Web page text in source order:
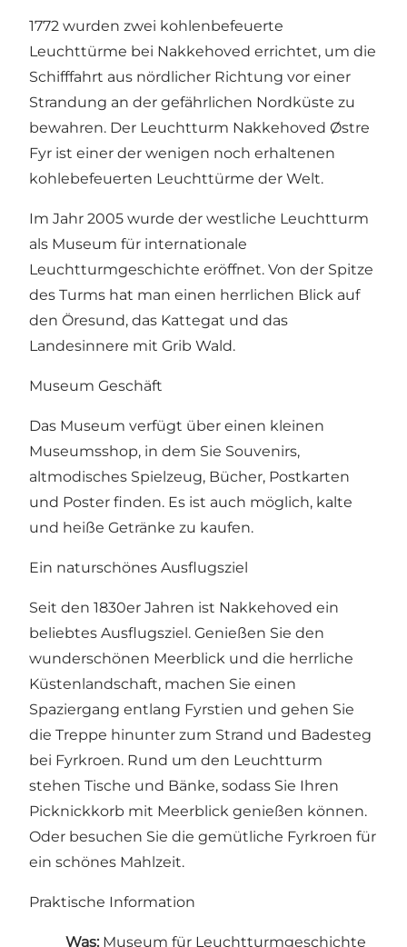
1772 wurden zwei kohlenbefeuerte
Leuchttürme bei Nakkehoved errichtet, um die
Schifffahrt aus nördlicher Richtung vor einer
Strandung an der gefährlichen Nordküste zu
bewahren. Der Leuchtturm Nakkehoved Østre
Fyr ist einer der wenigen noch erhaltenen
kohlebefeuerten Leuchttürme der Welt.
Im Jahr 2005 wurde der westliche Leuchtturm
als Museum für internationale
Leuchtturmgeschichte eröffnet. Von der Spitze
des Turms hat man einen herrlichen Blick auf
den Öresund, das Kattegat und das
Landesinnere mit Grib Wald.
Museum Geschäft
Das Museum verfügt über einen kleinen
Museumsshop, in dem Sie Souvenirs,
altmodisches Spielzeug, Bücher, Postkarten
und Poster finden. Es ist auch möglich, kalte
und heiße Getränke zu kaufen.
Ein naturschönes Ausflugsziel
Seit den 1830er Jahren ist Nakkehoved ein
beliebtes Ausflugsziel. Genießen Sie den
wunderschönen Meerblick und die herrliche
Küstenlandschaft, machen Sie einen
Spaziergang entlang Fyrstien und gehen Sie
die Treppe hinunter zum Strand und Badesteg
bei Fyrkroen. Rund um den Leuchtturm
stehen Tische und Bänke, sodass Sie Ihren
Picknickkorb mit Meerblick genießen können.
Oder besuchen Sie die gemütliche Fyrkroen für
ein schönes Mahlzeit.
Praktische Information
Was: Museum für Leuchtturmgeschichte